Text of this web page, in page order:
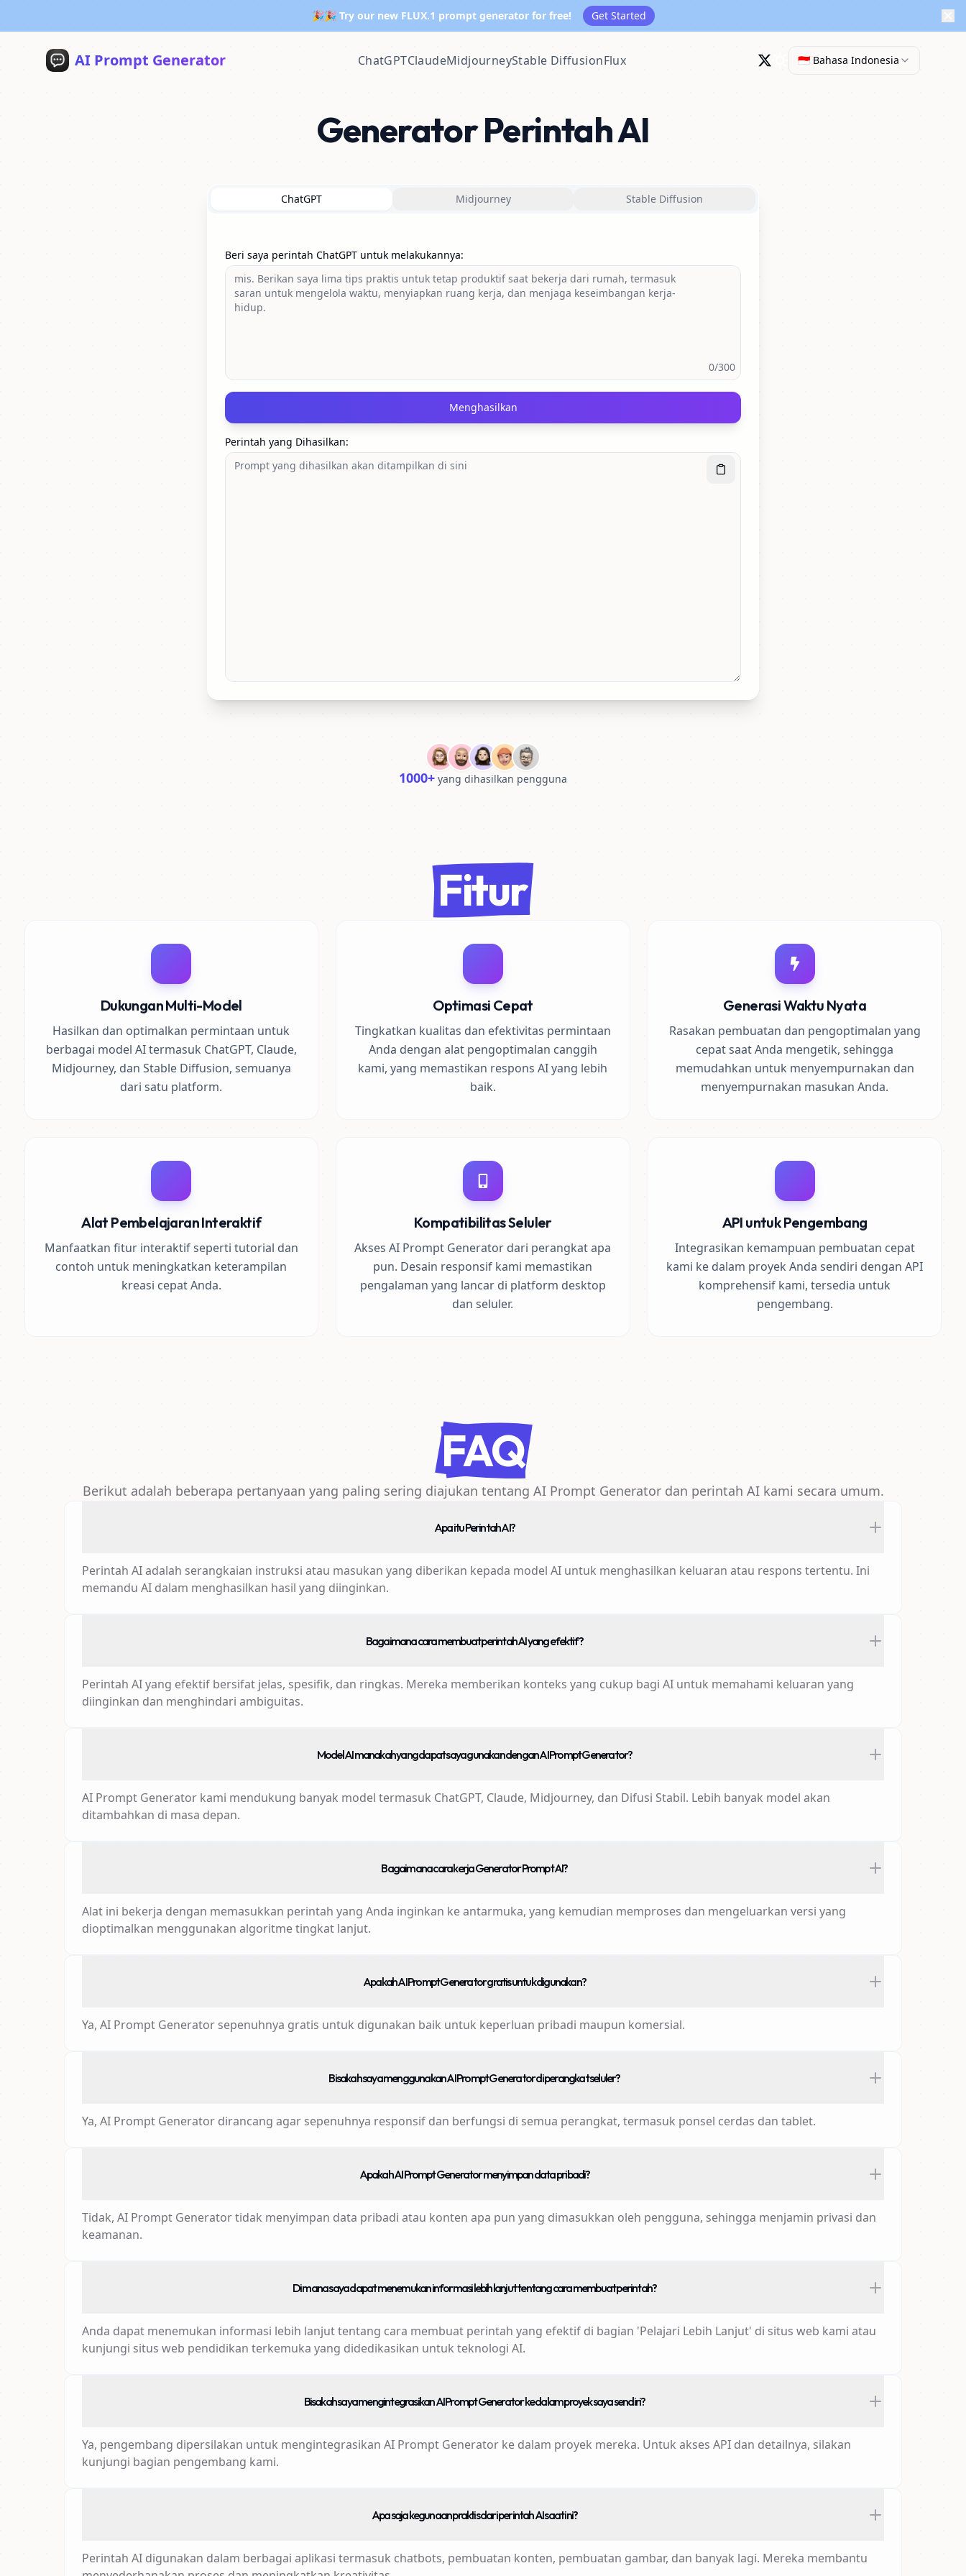
🎉🎉 Try our new FLUX.1 prompt generator for free! Get Started
AI Prompt Generator ChatGPTClaudeMidjourneyStable DiffusionFlux 🇮🇩 Bahasa Indonesia
Generator Perintah AI
ChatGPT Midjourney Stable Diffusion
Beri saya perintah ChatGPT untuk melakukannya:
0/300
Menghasilkan
Perintah yang Dihasilkan:
1000+ yang dihasilkan pengguna
Fitur
Dukungan Multi-Model
Hasilkan dan optimalkan permintaan untuk
berbagai model AI termasuk ChatGPT, Claude,
Midjourney, dan Stable Diffusion, semuanya
dari satu platform.
Optimasi Cepat
Tingkatkan kualitas dan efektivitas permintaan
Anda dengan alat pengoptimalan canggih
kami, yang memastikan respons AI yang lebih
baik.
Generasi Waktu Nyata
Rasakan pembuatan dan pengoptimalan yang
cepat saat Anda mengetik, sehingga
memudahkan untuk menyempurnakan dan
menyempurnakan masukan Anda.
Alat Pembelajaran Interaktif
Manfaatkan fitur interaktif seperti tutorial dan
contoh untuk meningkatkan keterampilan
kreasi cepat Anda.
Kompatibilitas Seluler
Akses AI Prompt Generator dari perangkat apa
pun. Desain responsif kami memastikan
pengalaman yang lancar di platform desktop
dan seluler.
API untuk Pengembang
Integrasikan kemampuan pembuatan cepat
kami ke dalam proyek Anda sendiri dengan API
komprehensif kami, tersedia untuk
pengembang.
FAQ
Berikut adalah beberapa pertanyaan yang paling sering diajukan tentang AI Prompt Generator dan perintah AI kami secara umum.
Apa itu Perintah AI?
Perintah AI adalah serangkaian instruksi atau masukan yang diberikan kepada model AI untuk menghasilkan keluaran atau respons tertentu. Ini
memandu AI dalam menghasilkan hasil yang diinginkan.
Bagaimana cara membuat perintah AI yang efektif?
Perintah AI yang efektif bersifat jelas, spesifik, dan ringkas. Mereka memberikan konteks yang cukup bagi AI untuk memahami keluaran yang
diinginkan dan menghindari ambiguitas.
Model AI manakah yang dapat saya gunakan dengan AI Prompt Generator?
AI Prompt Generator kami mendukung banyak model termasuk ChatGPT, Claude, Midjourney, dan Difusi Stabil. Lebih banyak model akan
ditambahkan di masa depan.
Bagaimana cara kerja Generator Prompt AI?
Alat ini bekerja dengan memasukkan perintah yang Anda inginkan ke antarmuka, yang kemudian memproses dan mengeluarkan versi yang
dioptimalkan menggunakan algoritme tingkat lanjut.
Apakah AI Prompt Generator gratis untuk digunakan?
Ya, AI Prompt Generator sepenuhnya gratis untuk digunakan baik untuk keperluan pribadi maupun komersial.
Bisakah saya menggunakan AI Prompt Generator di perangkat seluler?
Ya, AI Prompt Generator dirancang agar sepenuhnya responsif dan berfungsi di semua perangkat, termasuk ponsel cerdas dan tablet.
Apakah AI Prompt Generator menyimpan data pribadi?
Tidak, AI Prompt Generator tidak menyimpan data pribadi atau konten apa pun yang dimasukkan oleh pengguna, sehingga menjamin privasi dan
keamanan.
Di mana saya dapat menemukan informasi lebih lanjut tentang cara membuat perintah?
Anda dapat menemukan informasi lebih lanjut tentang cara membuat perintah yang efektif di bagian 'Pelajari Lebih Lanjut' di situs web kami atau
kunjungi situs web pendidikan terkemuka yang didedikasikan untuk teknologi AI.
Bisakah saya mengintegrasikan AI Prompt Generator ke dalam proyek saya sendiri?
Ya, pengembang dipersilakan untuk mengintegrasikan AI Prompt Generator ke dalam proyek mereka. Untuk akses API dan detailnya, silakan
kunjungi bagian pengembang kami.
Apa saja kegunaan praktis dari perintah AI saat ini?
Perintah AI digunakan dalam berbagai aplikasi termasuk chatbots, pembuatan konten, pembuatan gambar, dan banyak lagi. Mereka membantu